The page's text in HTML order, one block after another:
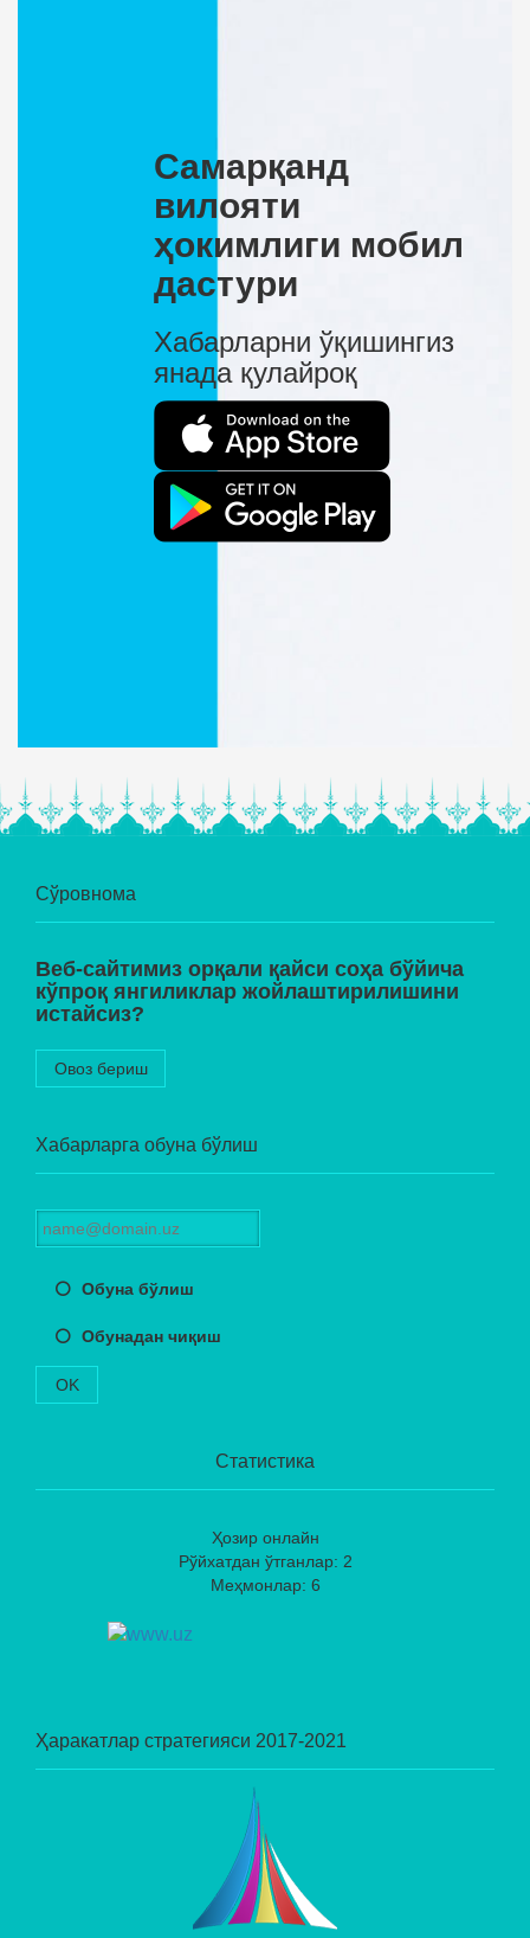
Самарқанд
вилояти
ҳокимлиги мобил
дастури
Хабарларни ўқишингиз
янада қулайроқ
Сўровнома
Веб-сайтимиз орқали қайси соҳа бўйича
кўпроқ янгиликлар жойлаштирилишини
истайсиз?
Овоз бериш
Хабарларга обуна бўлиш
Обуна бўлиш
Обунадан чиқиш
OK
Статистика
Ҳозир онлайн
Рўйхатдан ўтганлар: 2
Меҳмонлар: 6
Ҳаракатлар стратегияси 2017-2021